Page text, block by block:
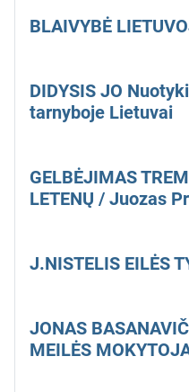
BLAIVYBĖ
DIDYSIS JO
tarnyboje Lietuvai
GELBĖJIMAS
LETENŲ / Juozas
J.NISTELIS EILĖS
JONAS
MEILĖS